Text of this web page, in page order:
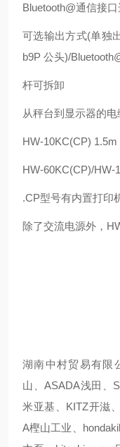
Bluetooth@通信接
可选输出方式(单独
b9P 公头)/
杆可拆卸
从秤台到显示器的
HW-10KC(CP) 1.5m
HW-60KC(CP)/HW-
.CP型号有内置打印
除了交流电源外，
湖南中村贸易有限
山、ASADA浅田、
米亚基、KITZ开滋
A樫山工业、